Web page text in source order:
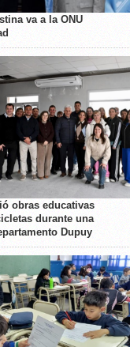
va a la ONU
obras educativas
durante una
Dupuy